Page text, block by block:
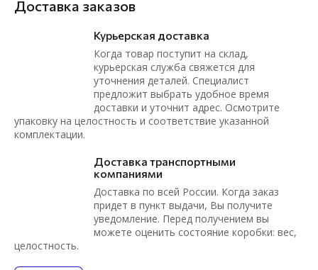
Доставка заказов
Курьерская доставка
Когда товар поступит на склад,
курьерская служба свяжется для
уточнения деталей. Специалист
предложит выбрать удобное время
доставки и уточнит адрес. Осмотрите
упаковку на целостность и соответствие указанной
комплектации.
Доставка транспортными
компаниями
Доставка по всей России. Когда заказ
придет в пункт выдачи, Вы получите
уведомление. Перед получением вы
можете оценить состояние коробки: вес,
целостность.